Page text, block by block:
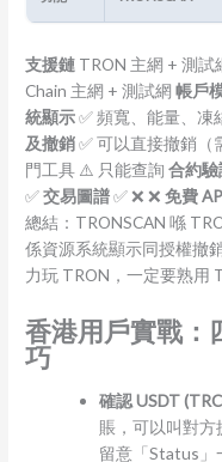
支援鏈 TRON 主網 + 測試
Chain 主網 + 測試網帳戶
統顯示✅ 頻寬、能量、凍
及撤銷✅ 可以直接撤銷
門工具 ⚠️ 只能查詢合約驗
✅交易圖譜✅ ❌ ❌免費
總結：TRONSCAN 喺
係資源系統顯示同授權撤
力玩 TRON，一定要熟用
香港用戶實戰：
巧
確認 USDT
賬，可以叫對方
留意「Status」